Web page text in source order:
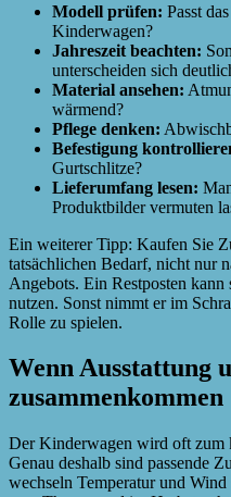
Modell prüfen: Passt
Kinderwagen?
Jahreszeit beachten:
unterscheiden sich
Material ansehen:
wärmend?
Pflege denken:
Befestigung
Gurtschlitze?
Lieferumfang lesen:
Produktbilder vermuten
Ein weiterer Tipp: Kaufen Sie
tatsächlichen Bedarf, nicht nur
Angebots. Ein Restposten
nutzen. Sonst nimmt er im
Rolle zu spielen.
Wenn Ausstattung
zusammenkommen
Der Kinderwagen wird oft zum
Genau deshalb sind passende
wechseln Temperatur und